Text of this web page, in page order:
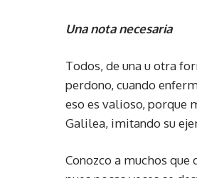
Una nota necesaria
Todos, de una u otra
perdono, cuando
eso es valioso, porque
Galilea, imitando su
Conozco a muchos